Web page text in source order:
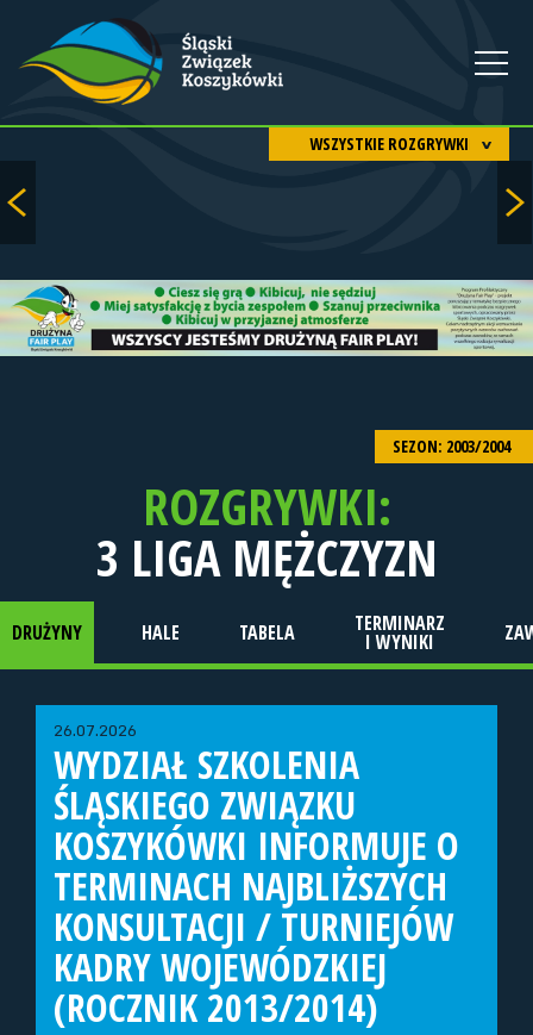
WSZYSTKIE ROZGRYWKI
SEZON: 2003/2004
ROZGRYWKI:
3 LIGA MĘŻCZYZN
DRUŻYNY HALE TABELA TERMINARZ
I WYNIKI
26.07.2026
WYDZIAŁ SZKOLENIA
ŚLĄSKIEGO ZWIĄZKU
KOSZYKÓWKI INFORMUJE O
TERMINACH NAJBLIŻSZYCH
KONSULTACJI / TURNIEJÓW
KADRY WOJEWÓDZKIEJ
(ROCZNIK 2013/2014)